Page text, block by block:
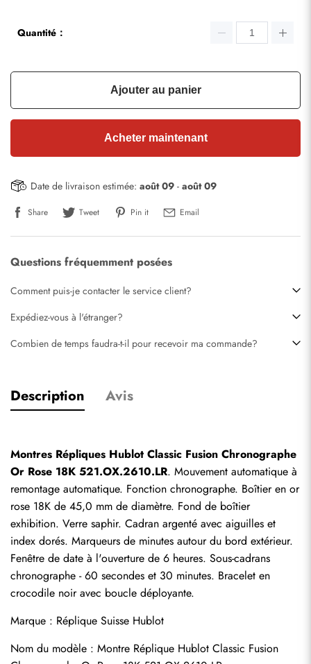
Quantité：
Ajouter au panier
Acheter maintenant
Date de livraison estimée: août 09 - août 09
Share Tweet Pin it Email
Questions fréquemment posées
Comment puis-je contacter le service client?
Expédiez-vous à l'étranger?
Combien de temps faudra-t-il pour recevoir ma commande?
Description Avis
Montres Répliques Hublot Classic Fusion Chronographe
Or Rose 18K 521.OX.2610.LR. Mouvement automatique à
remontage automatique. Fonction chronographe. Boîtier en or
rose 18K de 45,0 mm de diamètre. Fond de boîtier
exhibition. Verre saphir. Cadran argenté avec aiguilles et
index dorés. Marqueurs de minutes autour du bord extérieur.
Fenêtre de date à l'ouverture de 6 heures. Sous-cadrans
chronographe - 60 secondes et 30 minutes. Bracelet en
crocodile noir avec boucle déployante.
Marque : Réplique Suisse Hublot
Nom du modèle : Montre Réplique Hublot Classic Fusion